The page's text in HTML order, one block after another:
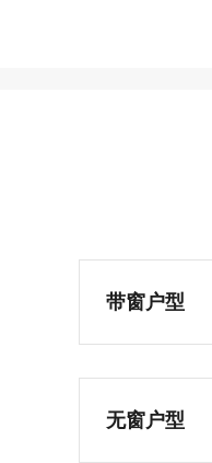
带窗户型
无窗户型